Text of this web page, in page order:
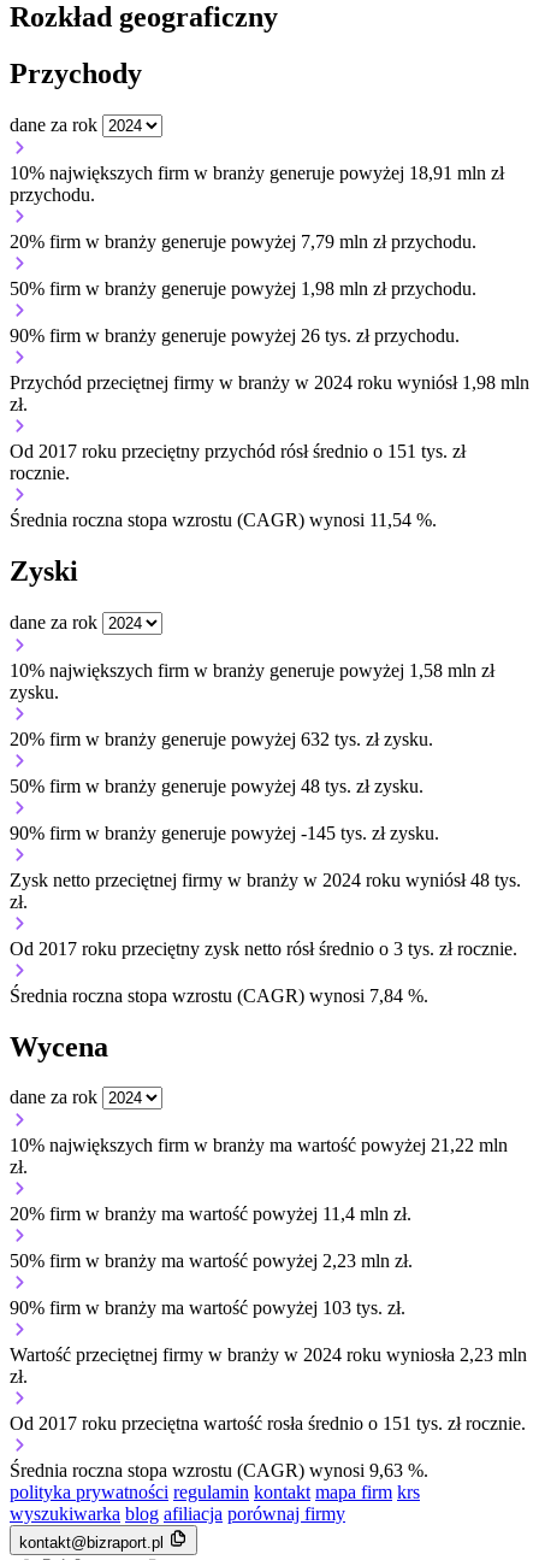
Rozkład geograficzny
Przychody
dane za rok
10% największych firm w branży generuje powyżej 18,91 mln zł
przychodu.
20% firm w branży generuje powyżej 7,79 mln zł przychodu.
50% firm w branży generuje powyżej 1,98 mln zł przychodu.
90% firm w branży generuje powyżej 26 tys. zł przychodu.
Przychód przeciętnej firmy w branży w 2024 roku wyniósł 1,98 mln
zł.
Od 2017 roku przeciętny przychód rósł średnio o 151 tys. zł
rocznie.
Średnia roczna stopa wzrostu (CAGR) wynosi 11,54 %.
Zyski
dane za rok
10% największych firm w branży generuje powyżej 1,58 mln zł
zysku.
20% firm w branży generuje powyżej 632 tys. zł zysku.
50% firm w branży generuje powyżej 48 tys. zł zysku.
90% firm w branży generuje powyżej -145 tys. zł zysku.
Zysk netto przeciętnej firmy w branży w 2024 roku wyniósł 48 tys.
zł.
Od 2017 roku przeciętny zysk netto rósł średnio o 3 tys. zł rocznie.
Średnia roczna stopa wzrostu (CAGR) wynosi 7,84 %.
Wycena
dane za rok
10% największych firm w branży ma wartość powyżej 21,22 mln
zł.
20% firm w branży ma wartość powyżej 11,4 mln zł.
50% firm w branży ma wartość powyżej 2,23 mln zł.
90% firm w branży ma wartość powyżej 103 tys. zł.
Wartość przeciętnej firmy w branży w 2024 roku wyniosła 2,23 mln
zł.
Od 2017 roku przeciętna wartość rosła średnio o 151 tys. zł rocznie.
Średnia roczna stopa wzrostu (CAGR) wynosi 9,63 %.
polityka prywatności regulamin kontakt mapa firm krs
wyszukiwarka blog afiliacja porównaj firmy
kontakt@bizraport.pl